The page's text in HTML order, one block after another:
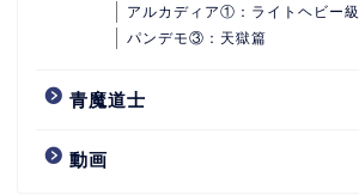
アルカディア①：ライトヘビー級
パンデモ③：天獄篇
青魔道士
動画